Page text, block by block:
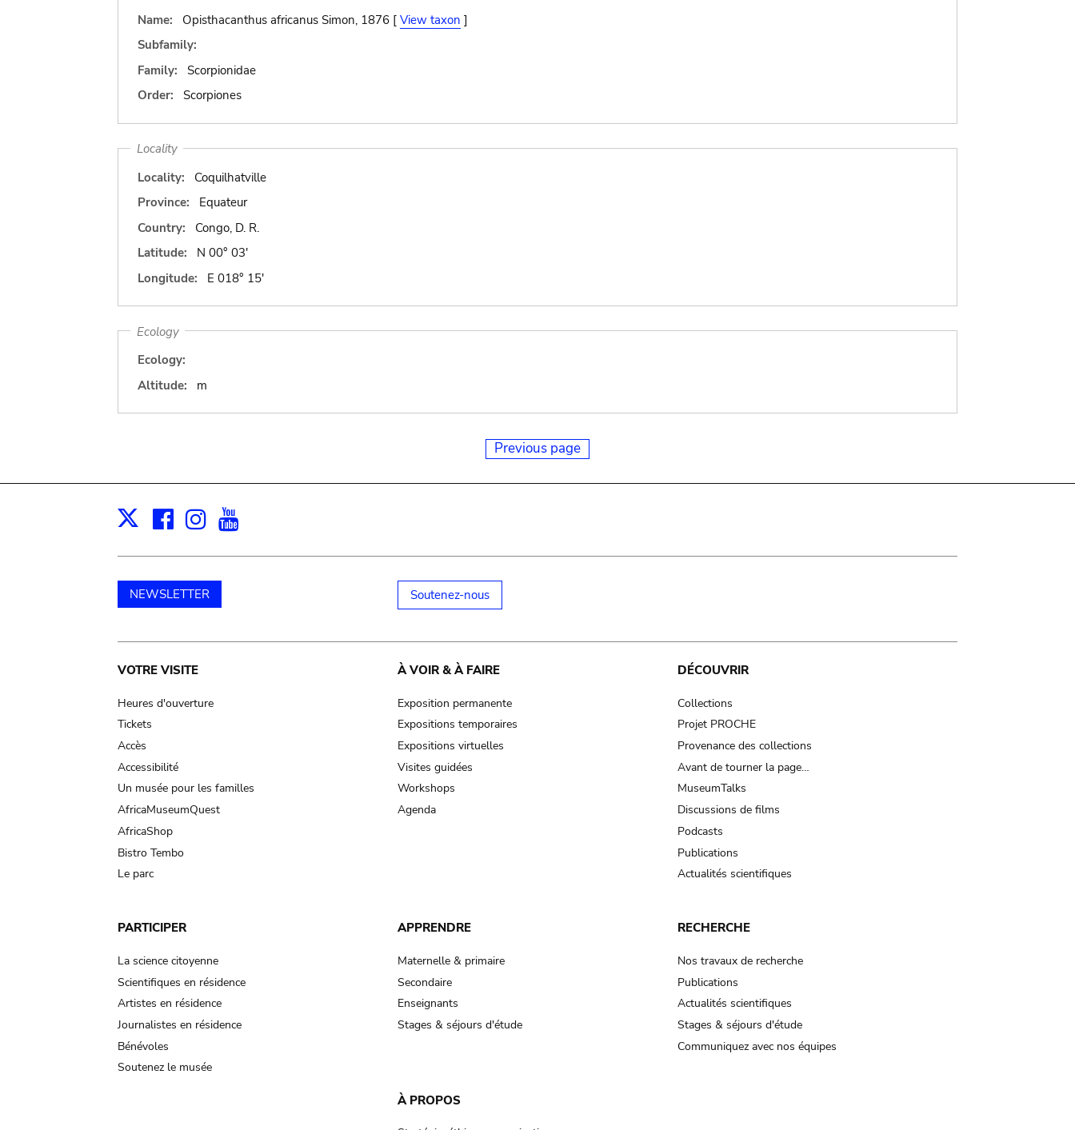
Name:
Opisthacanthus africanus Simon, 1876 [ View taxon ]
Subfamily:
Family:
Scorpionidae
Order:
Scorpiones
Locality
Locality:
Coquilhatville
Province:
Equateur
Country:
Congo, D. R.
Latitude:
N 00° 03'
Longitude:
E 018° 15'
Ecology
Ecology:
Altitude:
m
Previous page
X Facebook
Instagram
NEWSLETTER Soutenez-nous
Main
navigation
VOTRE VISITE
Heures d'ouverture
Tickets
Accès
Accessibilité
Un musée pour les familles
AfricaMuseumQuest
AfricaShop
Bistro Tembo
Le parc
À VOIR & À FAIRE
Exposition permanente
Expositions temporaires
Expositions virtuelles
Visites guidées
Workshops
Agenda
DÉCOUVRIR
Collections
Projet PROCHE
Provenance des collections
Avant de tourner la page…
MuseumTalks
Discussions de films
Podcasts
Publications
Actualités scientifiques
PARTICIPER
La science citoyenne
Scientifiques en résidence
Artistes en résidence
Journalistes en résidence
Bénévoles
Soutenez le musée
APPRENDRE
Maternelle & primaire
Secondaire
Enseignants
Stages & séjours d'étude
RECHERCHE
Nos travaux de recherche
Publications
Actualités scientifiques
Stages & séjours d'étude
Communiquez avec nos équipes
À PROPOS